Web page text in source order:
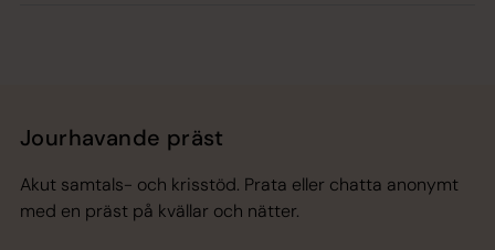
Jourhavande präst
Akut samtals- och krisstöd. Prata eller chatta anonymt
med en präst på kvällar och nätter.